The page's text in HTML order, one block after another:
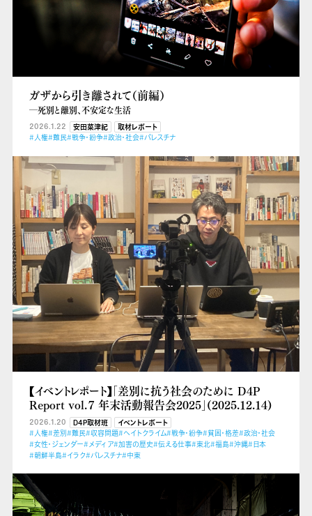
ガザから引き離されて（前編）
―死別と離別、不安定な生活
2026.1.22 安田菜津紀
取材レポート
#人権#難民#戦争・紛争#政治・社会#パレスチナ
【イベントレポート】「差別に抗う社会のために D4P
Report vol.７ 年末活動報告会2025」(2025.12.14)
2026.1.20 D4P取材班
イベントレポート
#人権#差別#難民#収容問題#ヘイトクライム#戦争・紛争#貧困・格差#政治・社会
#女性・ジェンダー#メディア#加害の歴史#伝える仕事#東北#福島#沖縄#日本
#朝鮮半島#イラク#パレスチナ#中東